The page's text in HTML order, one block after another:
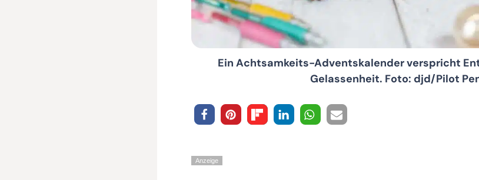
Ein Achtsamkeits-Adventskalender verspricht
Gelassenheit. Foto: djd/Pilot
Anzeige